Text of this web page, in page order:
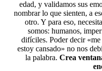
edad, y validamos sus
nombrar lo que sienten, a
otro. Y para eso,
somos: humanos,
difíciles. Poder decir
estoy cansado» no nos
la palabra. Crea